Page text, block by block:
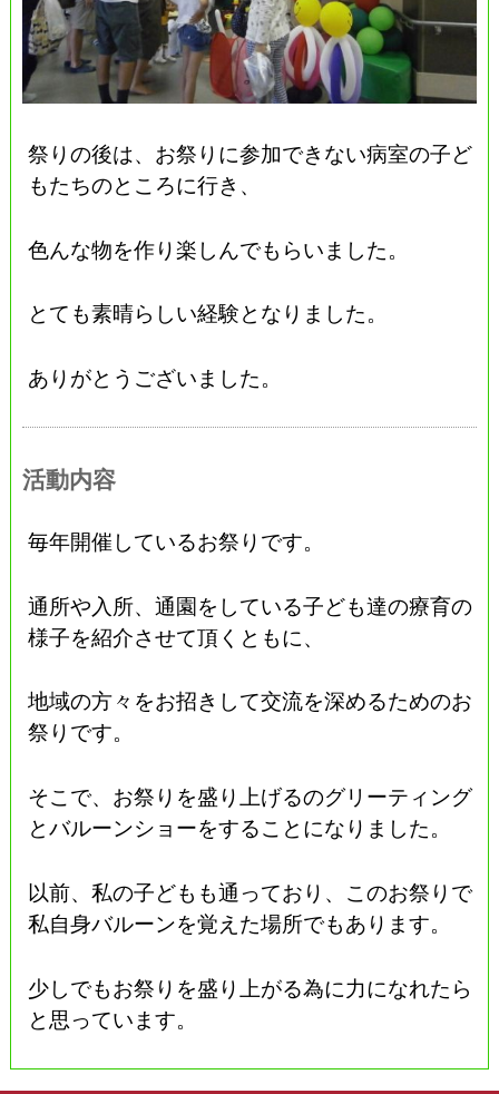
祭りの後は、お祭りに参加できない病室の子ど
もたちのところに行き、
色んな物を作り楽しんでもらいました。
とても素晴らしい経験となりました。
ありがとうございました。
活動内容
毎年開催しているお祭りです。
通所や入所、通園をしている子ども達の療育の
様子を紹介させて頂くともに、
地域の方々をお招きして交流を深めるためのお
祭りです。
そこで、お祭りを盛り上げるのグリーティング
とバルーンショーをすることになりました。
以前、私の子どもも通っており、このお祭りで
私自身バルーンを覚えた場所でもあります。
少しでもお祭りを盛り上がる為に力になれたら
と思っています。